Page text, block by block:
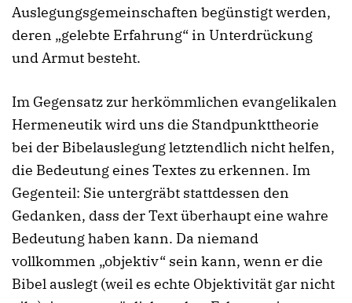
Auslegungsgemeinschaften begünstigt werden,
deren „gelebte Erfahrung“ in Unterdrückung
und Armut besteht.
Im Gegensatz zur herkömmlichen evangelikalen
Hermeneutik wird uns die Standpunkttheorie
bei der Bibelauslegung letztendlich nicht helfen,
die Bedeutung eines Textes zu erkennen. Im
Gegenteil: Sie untergräbt stattdessen den
Gedanken, dass der Text überhaupt eine wahre
Bedeutung haben kann. Da niemand
vollkommen „objektiv“ sein kann, wenn er die
Bibel auslegt (weil es echte Objektivität gar nicht